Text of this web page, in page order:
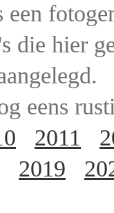
die hier
eens
2011
2019